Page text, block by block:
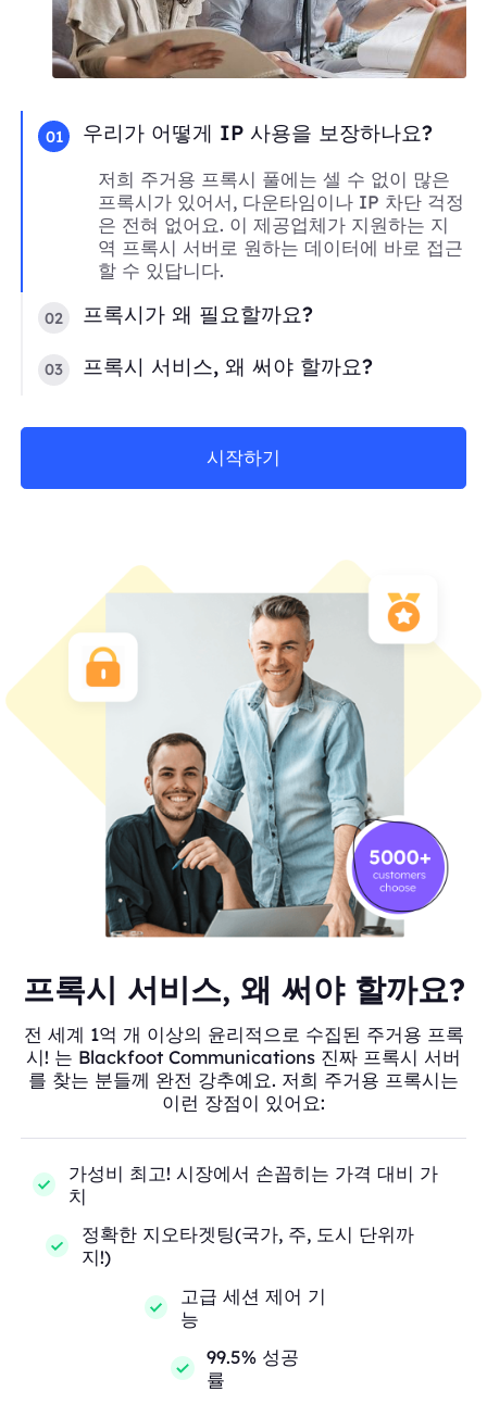
01 우리가 어떻게 IP 사용을 보장하나요?
저희 주거용 프록시 풀에는 셀 수 없이 많은
프록시가 있어서, 다운타임이나 IP 차단 걱정
은 전혀 없어요. 이 제공업체가 지원하는 지
역 프록시 서버로 원하는 데이터에 바로 접근
할 수 있답니다.
02 프록시가 왜 필요할까요?
03 프록시 서비스, 왜 써야 할까요?
시작하기
프록시 서비스, 왜 써야 할까요?
전 세계 1억 개 이상의 윤리적으로 수집된 주거용 프록
시! 는 Blackfoot Communications 진짜 프록시 서버
를 찾는 분들께 완전 강추예요. 저희 주거용 프록시는
이런 장점이 있어요:
가성비 최고! 시장에서 손꼽히는 가격 대비 가
치
정확한 지오타겟팅(국가, 주, 도시 단위까
지!)
고급 세션 제어 기
능
99.5% 성공
률